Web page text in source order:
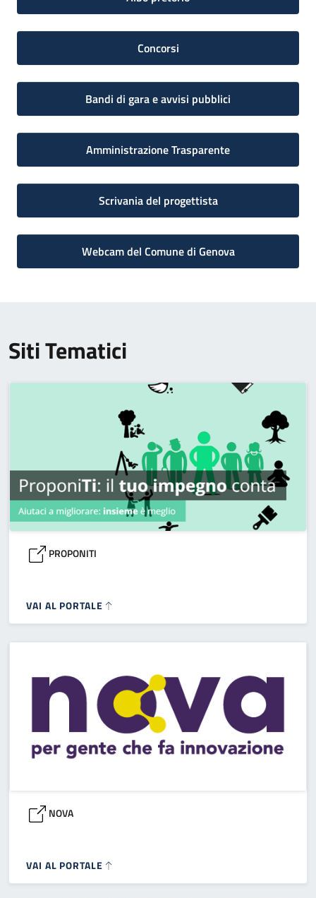
Concorsi
Bandi di gara e avvisi pubblici
Amministrazione Trasparente
Scrivania del progettista
Webcam del Comune di Genova
Siti Tematici
PROPONITI
VAI AL PORTALE
NOVA
VAI AL PORTALE